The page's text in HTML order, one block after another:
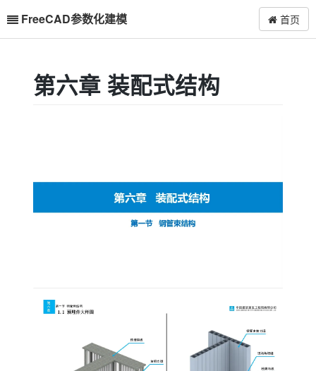
FreeCAD参数化建模 首页
第六章 装配式结构